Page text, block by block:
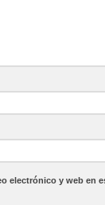
electrónico y web en